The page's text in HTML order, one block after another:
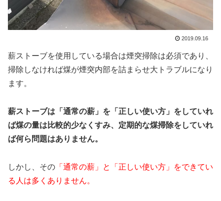
2019.09.16
薪ストーブを使用している場合は煙突掃除は必須であり、
掃除しなければ煤が煙突内部を詰まらせ大トラブルになり
ます。
薪ストーブは「通常の薪」を「正しい使い方」をしていれ
ば煤の量は比較的少なくすみ、定期的な煤掃除をしていれ
ば何ら問題はありません。
しかし、その 「通常の薪」と「正しい使い方」をできてい
る人は多くありません。